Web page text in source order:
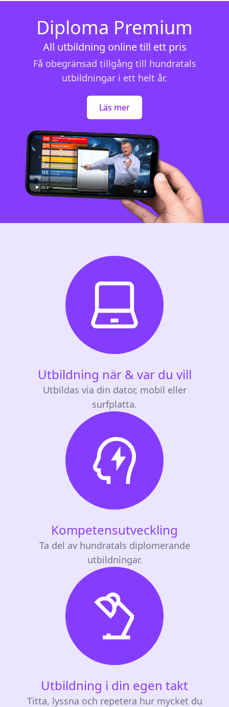
Diploma Premium
All utbildning online till ett pris
Få obegränsad tillgång till hundratals
utbildningar i ett helt år.
Läs mer
Utbildning när & var du vill
Utbildas via din dator, mobil eller
surfplatta.
Kompetensutveckling
Ta del av hundratals diplomerande
utbildningar.
Utbildning i din egen takt
Titta, lyssna och repetera hur mycket du